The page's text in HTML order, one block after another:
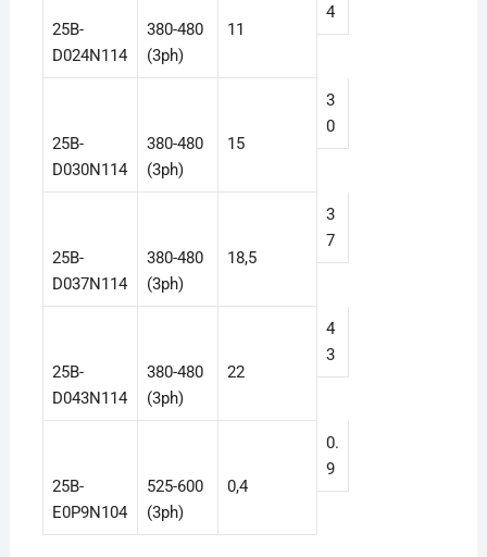
25B-
D024N114
380-480
(3ph)
11
4
25B-
D030N114
380-480
(3ph)
15
3
0
25B-
D037N114
380-480
(3ph)
18,5
3
7
25B-
D043N114
380-480
(3ph)
22
4
3
25B-
E0P9N104
525-600
(3ph)
0,4
0.
9